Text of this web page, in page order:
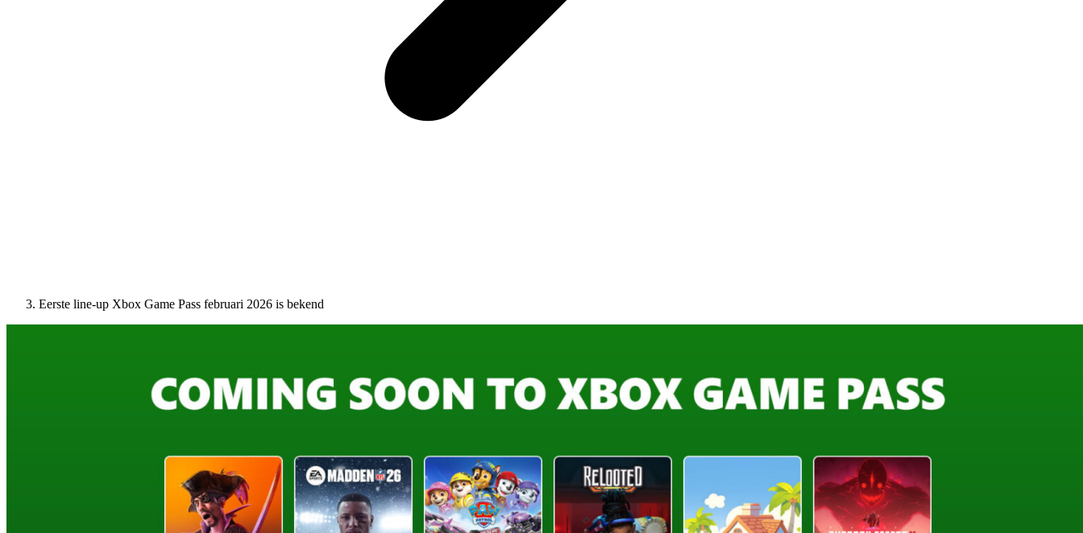
Eerste line-up Xbox Game Pass februari 2026 is bekend